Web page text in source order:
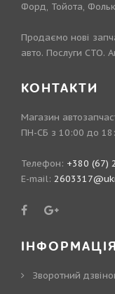
Форд, Тойота,
Продаємо нові
авто. Послуги СТО.
КОНТАКТИ
Магазин
ПН-СБ з 10:00 до
Телефон: +380 (67)
E-mail:
ІНФОРМАЦІЯ
Зворотний